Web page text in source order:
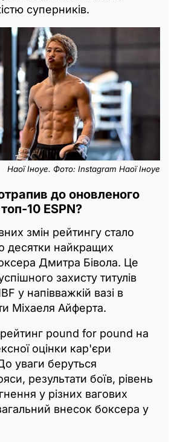
суперників.
Наої Іноуе. Фото: Instagram Наої Іноуе
до оновленого
топ-10 ESPN?
змін рейтингу стало
десятки найкращих
Дмитра Бівола. Це
захисту титулів
у напівважкій вазі в
Міхаеля Айферта.
pound for pound на
оцінки кар'єри
уваги беруться
результати боїв, рівень
у різних вагових
внесок боксера у